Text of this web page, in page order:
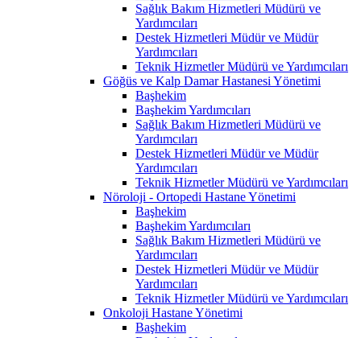
Sağlık Bakım Hizmetleri Müdürü ve
Yardımcıları
Destek Hizmetleri Müdür ve Müdür
Yardımcıları
Teknik Hizmetler Müdürü ve Yardımcıları
Göğüs ve Kalp Damar Hastanesi Yönetimi
Başhekim
Başhekim Yardımcıları
Sağlık Bakım Hizmetleri Müdürü ve
Yardımcıları
Destek Hizmetleri Müdür ve Müdür
Yardımcıları
Teknik Hizmetler Müdürü ve Yardımcıları
Nöroloji - Ortopedi Hastane Yönetimi
Başhekim
Başhekim Yardımcıları
Sağlık Bakım Hizmetleri Müdürü ve
Yardımcıları
Destek Hizmetleri Müdür ve Müdür
Yardımcıları
Teknik Hizmetler Müdürü ve Yardımcıları
Onkoloji Hastane Yönetimi
Başhekim